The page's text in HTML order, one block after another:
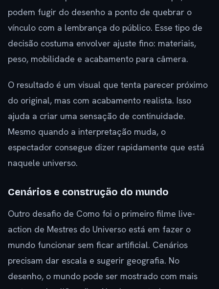
podem fugir do desenho a ponto de quebrar o
vínculo com a lembrança do público. Esse tipo de
decisão costuma envolver ajuste fino: materiais,
peso, mobilidade e acabamento para câmera.
O resultado é um visual que tenta parecer próximo
do original, mas com acabamento realista. Isso
ajuda a criar uma sensação de continuidade.
Mesmo quando a interpretação muda, o
espectador consegue dizer rapidamente que está
naquele universo.
Cenários e construção do mundo
Outro desafio de Como foi o primeiro filme live-
action de Mestres do Universo está em fazer o
mundo funcionar sem ficar artificial. Cenários
precisam dar escala e sugerir geografia. No
desenho, o mundo pode ser mostrado com mais